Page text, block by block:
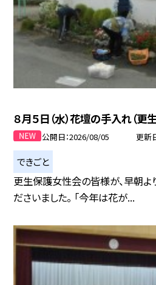
８月５日（水）花壇の手入れ（更
公開日 2026/08/05 更新
できごと
更生保護女性会の皆様が、早朝よ
ださいました。 「今年は花が...